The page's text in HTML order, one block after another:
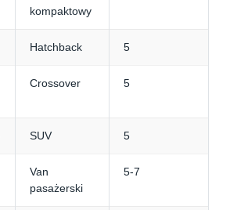
kompaktowy
Hatchback 5
Crossover 5
SUV 5
Van
pasażerski
5-7